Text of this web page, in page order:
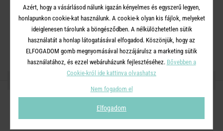
OSZD MEG MÁSOKKAL!
Azért, hogy a vásárlásod nálunk igazán kényelmes és egyszerű legyen,
honlapunkon cookie-kat használunk. A cookie-k olyan kis fájlok, melyeket
ideiglenesen tárolunk a böngésződben. A nélkülözhetetlen sütik
használatát a honlap látogatásával elfogadod. Köszönjük, hogy az
ELFOGADOM gomb megnyomásával hozzájárulsz a marketing sütik
használatához, és ezzel webáruházunk fejlesztéséhez. Bővebben a
Cookie-król ide kattinva olvashatsz
Nem fogadom el
Elfogadom